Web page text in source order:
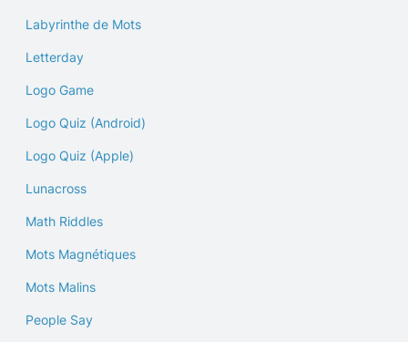
Labyrinthe de Mots
Letterday
Logo Game
Logo Quiz (Android)
Logo Quiz (Apple)
Lunacross
Math Riddles
Mots Magnétiques
Mots Malins
People Say